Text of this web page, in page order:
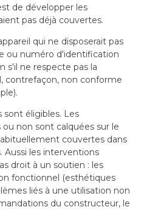
de développer les
pas déjà couvertes.
qui ne disposerait pas
ou numéro d'identification
s'il ne respecte pas la
contrefaçon, non conforme
sont éligibles. Les
non sont calquées sur le
couvertes dans
Aussi les interventions
droit à un soutien : les
fonctionnel (esthétiques
liés à une utilisation non
du constructeur, le